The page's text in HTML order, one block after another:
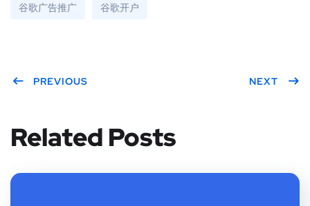
谷歌广告推广
谷歌开户
PREVIOUS NEXT
Related Posts